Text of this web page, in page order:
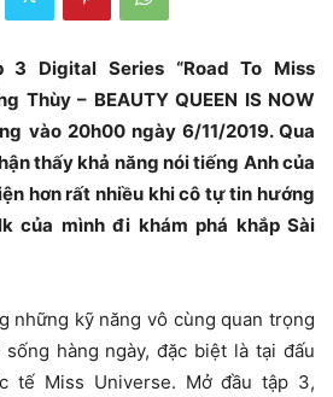
3 Digital Series “Road To Miss
Thùy – BEAUTY QUEEN IS NOW
vào 20h00 ngày 6/11/2019. Qua
thấy khả năng nói tiếng Anh của
hơn rất nhiều khi cô tự tin hướng
của mình đi khám phá khắp Sài
những kỹ năng vô cùng quan trọng
hàng ngày, đặc biệt là tại đấu
tế Miss Universe. Mở đầu tập 3,